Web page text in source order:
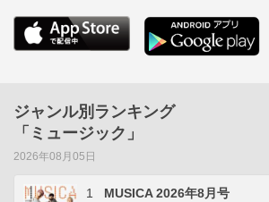
ジャンル別ランキング
「ミュージック」
2026年08月05日
1 MUSICA 2026年8月号